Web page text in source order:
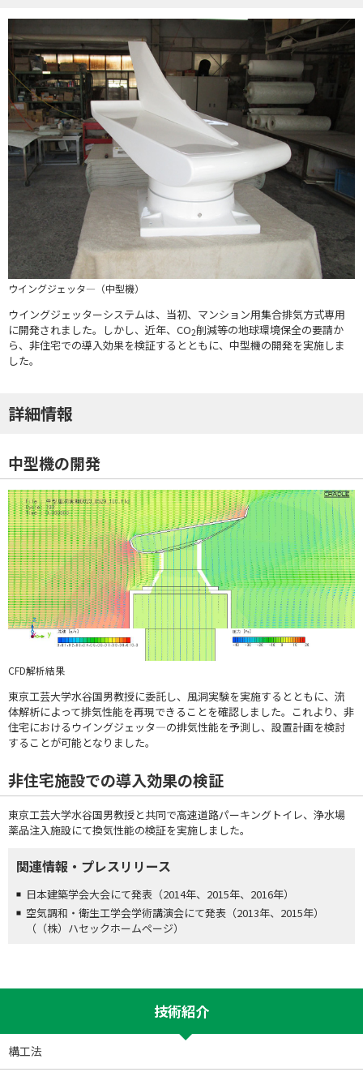
ウイングジェッタ―（中型機）
ウイングジェッターシステムは、当初、マンション用集合排気方式専用
に開発されました。しかし、近年、CO2削減等の地球環境保全の要請か
ら、非住宅での導入効果を検証するとともに、中型機の開発を実施しま
した。
詳細情報
中型機の開発
CFD解析結果
東京工芸大学水谷国男教授に委託し、風洞実験を実施するとともに、流
体解析によって排気性能を再現できることを確認しました。これより、非
住宅におけるウイングジェッタ―の排気性能を予測し、設置計画を検討
することが可能となりました。
非住宅施設での導入効果の検証
東京工芸大学水谷国男教授と共同で高速道路パーキングトイレ、浄水場
薬品注入施設にて換気性能の検証を実施しました。
関連情報・プレスリリース
日本建築学会大会にて発表（2014年、2015年、2016年）
空気調和・衛生工学会学術講演会にて発表（2013年、2015年）
（（株）ハセックホームページ）
技術紹介
構工法